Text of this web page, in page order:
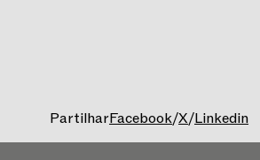
PartilharFacebook/X/Linkedin